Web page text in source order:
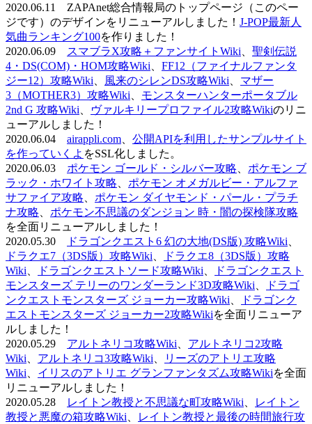
2020.06.11 ZAPAnet総合情報局のトップページ（このペー
ジです）のデザインをリニューアルしました！ J-POP最新人
気曲ランキング100を作りました！
2020.06.09
スマブラX攻略＋ファンサイトWiki
聖剣伝説
4・DS(COM)・HOM攻略Wiki
FF12（ファイナルファンタ
ジー12）攻略Wiki
風来のシレンDS攻略Wiki
マザー
3（MOTHER3）攻略Wiki
モンスターハンターポータブル
2nd G 攻略Wiki
ヴァルキリープロファイル2攻略Wikiのリニ
ューアルしました！
2020.06.04 airappli.com
公開APIを利用したサンプルサイト
を作っていくよ をSSL化しました。
2020.06.03 ポケモン ゴールド・シルバー攻略
ポケモン ブ
ラック・ホワイト攻略
ポケモン オメガルビー・アルファ
サファイア攻略
ポケモン ダイヤモンド・パール・プラチ
ナ攻略
ポケモン不思議のダンジョン 時・闇の探検隊攻略
を全面リニューアルしました！
2020.05.30
ドラゴンクエスト6 幻の大地(DS版) 攻略Wiki
ドラクエ7（3DS版）攻略Wiki
ドラクエ8（3DS版）攻略
Wiki
ドラゴンクエストソード攻略Wiki
ドラゴンクエスト
モンスターズ テリーのワンダーランド3D攻略Wiki
ドラゴ
ンクエストモンスターズ ジョーカー攻略Wiki
ドラゴンク
エストモンスターズ ジョーカー2攻略Wikiを全面リニューア
ルしました！
2020.05.29 アルトネリコ攻略Wiki
アルトネリコ2攻略
Wiki
アルトネリコ3攻略Wiki
リーズのアトリエ攻略
Wiki
イリスのアトリエ グランファンタズム攻略Wikiを全面
リニューアルしました！
2020.05.28
レイトン教授と不思議な町攻略Wiki
レイトン
教授と悪魔の箱攻略Wiki
レイトン教授と最後の時間旅行攻